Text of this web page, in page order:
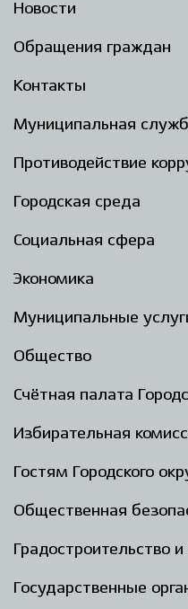
Новости
Обращения граждан
Контакты
Муниципальная
Противодействие
Городская среда
Социальная сфера
Экономика
Муниципальные
Общество
Счётная палата
Избирательная
Гостям Городского
Общественная
Градостроительство
Государственные